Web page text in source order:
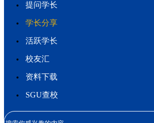
提问学长
学长分享
活跃学长
校友汇
资料下载
SGU查校